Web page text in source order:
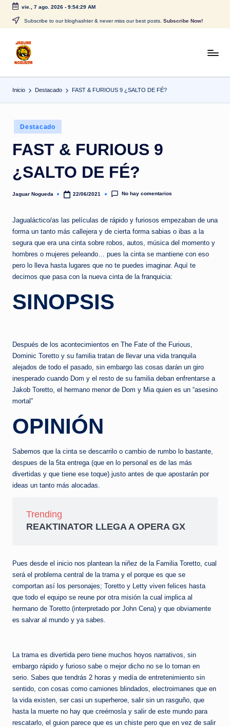
Saltar
contenido
vie., 7 ago. 2026- 9:54:29 AM
Subscribe to our bloghashter & never miss our best posts. Subscribe Now!
J
a
g
r
o
g
e
d
a
CONTENIDO
Inicio Destacado FAST & FURIOUS 9 ¿SALTO DE FÉ?
Publicado
en
Destacado
FAST & FURIOUS 9
¿SALTO DE FÉ?
Publicado
Jaguar Nogueda 22/06/2021 No hay comentarios
Jagualáctico/as las películas de rápido y furiosos empezaban de una
forma un tanto más callejera y de cierta forma sabias o ibas a la
segura que era una cinta sobre robos, autos, música del momento y
hombres o mujeres peleando… pues la cinta se mantiene con eso
pero lo lleva hasta lugares que no te puedes imaginar. Aquí te
decimos que pasa con la nueva cinta de la franquicia:
SINOPSIS
Después de los acontecimientos en The Fate of the Furious,
Dominic Toretto y su familia tratan de llevar una vida tranquila
alejados de todo el pasado, sin embargo las cosas darán un giro
inesperado cuando Dom y el resto de su familia deban enfrentarse a
Jakob Toretto, el hermano menor de Dom y Mia quien es un “asesino
mortal”
OPINIÓN
Sabemos que la cinta se descarrilo o cambio de rumbo lo bastante,
despues de la 5ta entrega (que en lo personal es de las más
divertidas y que tiene ese toque) justo antes de que apostarán por
ideas un tanto más alocadas.
Trending
REAKTINATOR LLEGA A OPERA GX
Pues desde el inicio nos plantean la niñez de la Familia Toretto, cual
será el problema central de la trama y el porque es que se
comportan así los personajes; Toretto y Letty viven felices hasta
que todo el equipo se reune por otra misión la cual implica al
hermano de Toretto (interpretado por John Cena) y que obviamente
es salvar al mundo y ya sabes.
La trama es divertida pero tiene muchos hoyos narrativos, sin
embargo rápido y furioso sabe o mejor dicho no se lo toman en
serio. Sabes que tendrás 2 horas y medía de entretenimiento sin
sentido, con cosas como camiones blindados, electroimanes que en
la vida existen, ser casi un superheroe, salir sin un rasguño, que
hasta la muerte no hay que creérnosla y salir de este mundo para
rescatarlo, el guion parece que es un chiste pero que en vez de salir